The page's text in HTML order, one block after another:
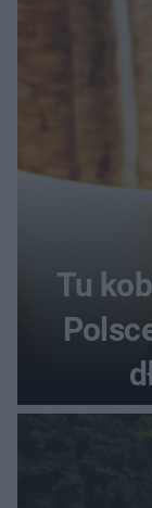
Tu